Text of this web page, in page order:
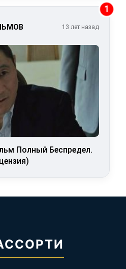
1
13 лет назад
Полный Беспредел.